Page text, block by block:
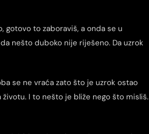
gotovo to zaboraviš, a onda se u
nešto duboko nije riješeno. Da uzrok
se ne vraća zato što je uzrok ostao
I to nešto je bliže nego što misliš.